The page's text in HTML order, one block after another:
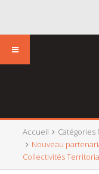
Accueil Catégories
Nouveau
Collectivités